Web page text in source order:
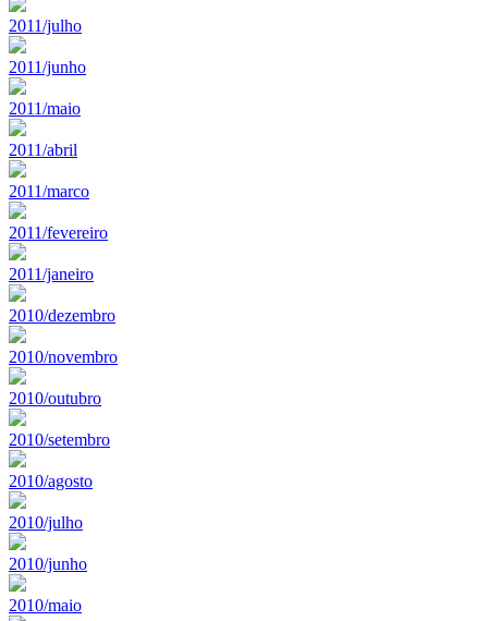
2011/julho
2011/junho
2011/maio
2011/abril
2011/marco
2011/fevereiro
2011/janeiro
2010/dezembro
2010/novembro
2010/outubro
2010/setembro
2010/agosto
2010/julho
2010/junho
2010/maio